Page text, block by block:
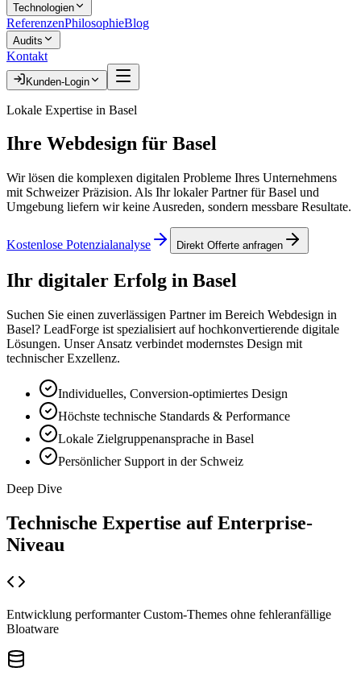
Technologien
ReferenzenPhilosophieBlog
Audits
Kontakt
Kunden-Login
Lokale Expertise in Basel
Ihre Webdesign für Basel
Wir lösen die komplexen digitalen Probleme Ihres Unternehmens
mit Schweizer Präzision. Als Ihr lokaler Partner fürBasel und
Umgebung liefern wir keine Ausreden, sondern messbare Resultate.
Kostenlose Potenzialanalyse Direkt Offerte anfragen
Ihr digitaler Erfolg in Basel
Suchen Sie einen zuverlässigen Partner im Bereich Webdesign in
Basel? LeadForge ist spezialisiert auf hochkonvertierende digitale
Lösungen. Unser Ansatz verbindet modernstes Design mit
technischer Exzellenz.
Individuelles, Conversion-optimiertes Design
Höchste technische Standards & Performance
Lokale Zielgruppenansprache in Basel
Persönlicher Support in der Schweiz
Deep Dive
Technische Expertise auf Enterprise-
Niveau
Entwicklung performanter Custom-Themes ohne fehleranfällige
Bloatware